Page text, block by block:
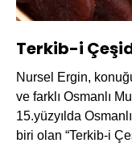
Aç
Terkib-i
Nursel Ergin,
ve farklı Osmanlı
15.yüzyılda
biri olan “Terkib-i